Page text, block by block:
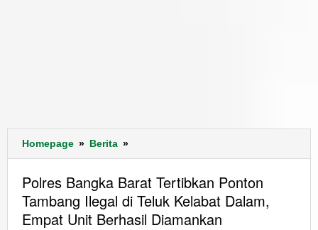
Homepage » Berita »
Bangka
Tertibkan
Ponton
Tambang
Polres Bangka Barat Tertibkan Ponton
Tambang Ilegal di Teluk Kelabat Dalam,
Empat Unit Berhasil Diamankan